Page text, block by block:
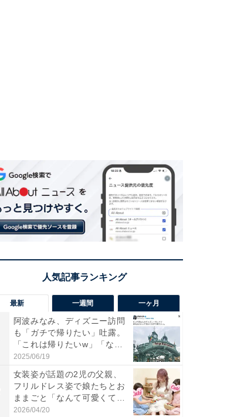
最新 一週間 一ヶ月
阿波みなみ、ディズニー訪問
も「ガチで帰りたい」吐露。
「これは帰りたいw」「なん
ち...
2025/06/19
女装姿が話題の2児の父親、
フリルドレス姿で娘たちとお
ままごと「なんて可愛くて平
和...
2026/04/20